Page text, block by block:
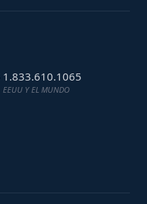
1.833.610.1065
EEUU Y EL MUNDO